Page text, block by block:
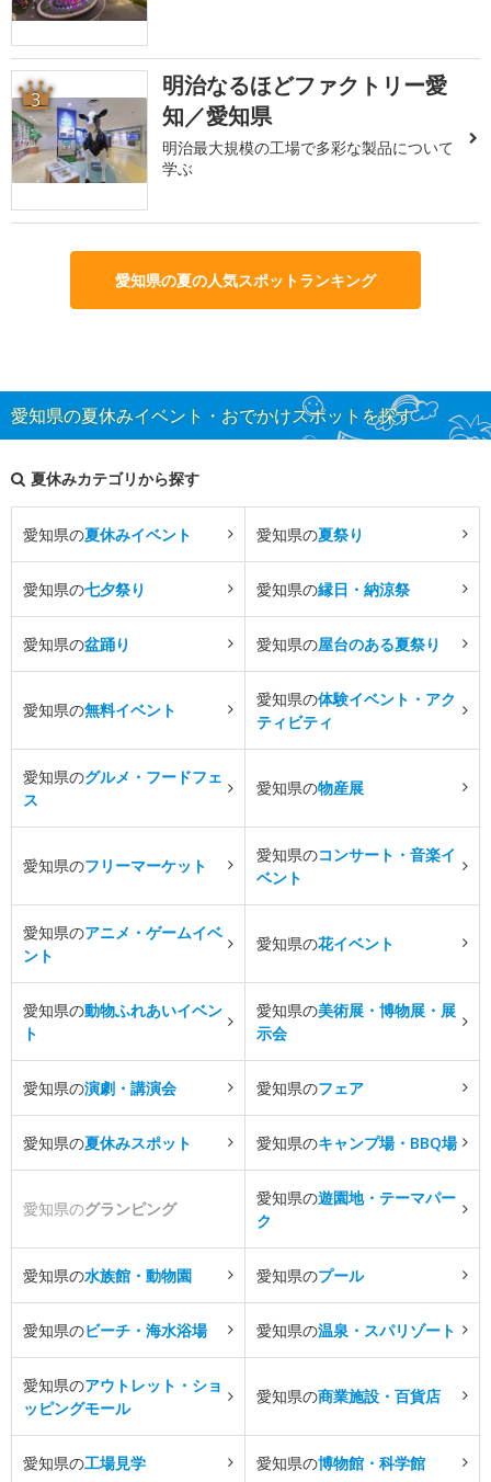
3
明治なるほどファクトリー愛
知／愛知県
明治最大規模の工場で多彩な製品について
学ぶ
愛知県の夏の人気スポットランキング
愛知県の夏休みイベント・おでかけスポットを探す
夏休みカテゴリから探す
愛知県の夏休みイベント 愛知県の夏祭り
愛知県の七夕祭り 愛知県の縁日・納涼祭
愛知県の盆踊り 愛知県の屋台のある夏祭り
愛知県の無料イベント
愛知県の体験イベント・アク
ティビティ
愛知県のグルメ・フードフェ
ス
愛知県の物産展
愛知県のフリーマーケット
愛知県のコンサート・音楽イ
ベント
愛知県のアニメ・ゲームイベ
ント
愛知県の花イベント
愛知県の動物ふれあいイベン
ト
愛知県の美術展・博物展・展
示会
愛知県の演劇・講演会 愛知県のフェア
愛知県の夏休みスポット 愛知県のキャンプ場・BBQ場
愛知県のグランピング
愛知県の遊園地・テーマパー
ク
愛知県の水族館・動物園 愛知県のプール
愛知県のビーチ・海水浴場 愛知県の温泉・スパリゾート
愛知県のアウトレット・ショ
ッピングモール
愛知県の商業施設・百貨店
愛知県の工場見学 愛知県の博物館・科学館